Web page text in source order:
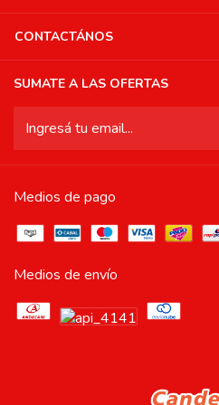
CONTACTÁNOS
SUMATE A LAS OFERTAS
Medios de pago
Medios de envío